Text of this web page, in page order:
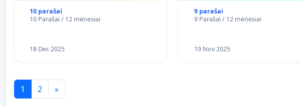
10 parašai
10 Parašai / 12 mėnesiai
18 Dec 2025
9 parašai
9 Parašai / 12 mėnesiai
19 Nov 2025
1 2 »